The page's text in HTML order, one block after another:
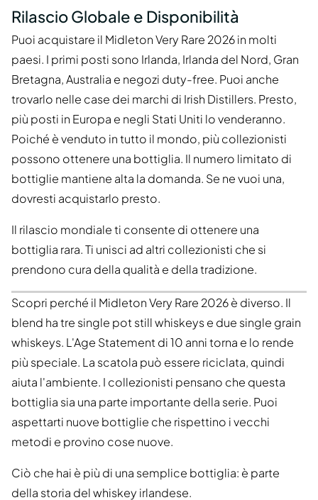
Rilascio Globale e Disponibilità
Puoi acquistare il Midleton Very Rare 2026 in molti
paesi. I primi posti sono Irlanda, Irlanda del Nord, Gran
Bretagna, Australia e negozi duty-free. Puoi anche
trovarlo nelle case dei marchi di Irish Distillers. Presto,
più posti in Europa e negli Stati Uniti lo venderanno.
Poiché è venduto in tutto il mondo, più collezionisti
possono ottenere una bottiglia. Il numero limitato di
bottiglie mantiene alta la domanda. Se ne vuoi una,
dovresti acquistarlo presto.
Il rilascio mondiale ti consente di ottenere una
bottiglia rara. Ti unisci ad altri collezionisti che si
prendono cura della qualità e della tradizione.
Scopri perché il Midleton Very Rare 2026 è diverso. Il
blend ha tre single pot still whiskeys e due single grain
whiskeys. L'Age Statement di 10 anni torna e lo rende
più speciale. La scatola può essere riciclata, quindi
aiuta l'ambiente. I collezionisti pensano che questa
bottiglia sia una parte importante della serie. Puoi
aspettarti nuove bottiglie che rispettino i vecchi
metodi e provino cose nuove.
Ciò che hai è più di una semplice bottiglia: è parte
della storia del whiskey irlandese.